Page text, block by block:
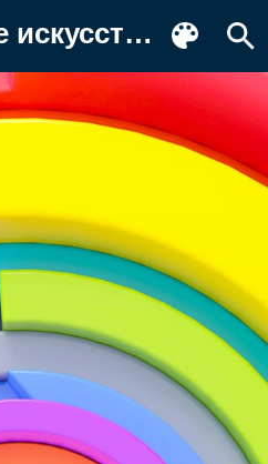
Фотография